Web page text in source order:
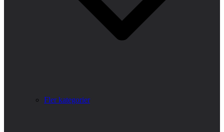
Fler kategorier